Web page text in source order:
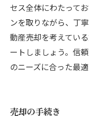
セス全体にわたって
ンを取りながら、丁
動産売却を考えてい
ートしましょう。信
のニーズに合った最
売却の手続き